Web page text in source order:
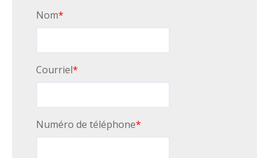
Nom*
Courriel*
Numéro de téléphone*